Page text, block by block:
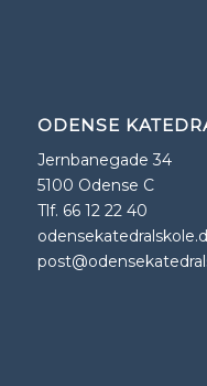
ODENSE
Jernbanegade 34
5100 Odense C
Tlf. 66 12 22 40